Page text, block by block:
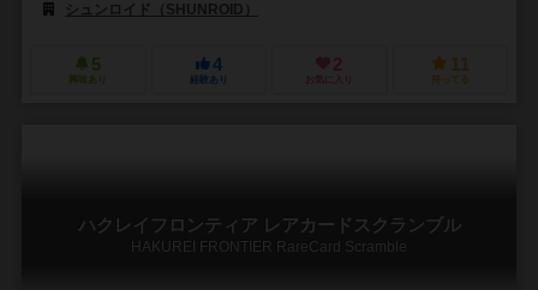
シュンロイド（SHUNROID）
5
興味あり
4
経験あり
2
お気に入り
11
持ってる
ハクレイフロンティア レアカードスクランブル
HAKUREI FRONTIER RareCard Scramble